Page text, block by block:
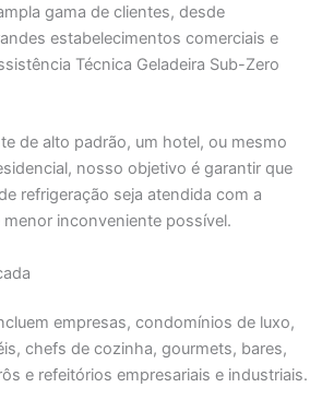
gama de clientes, desde
estabelecimentos comerciais e
Técnica Geladeira Sub-Zero
de alto padrão, um hotel, ou mesmo
nosso objetivo é garantir que
refrigeração seja atendida com a
menor inconveniente possível.
empresas, condomínios de luxo,
chefs de cozinha, gourmets, bares,
e refeitórios empresariais e industriais.